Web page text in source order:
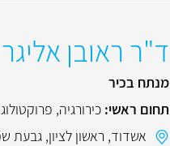
ד"ר ראובן אליגר
מנתח בכיר
תחום ראשי: כירורגיה,
אשדוד, ראשון לציון, גבעת